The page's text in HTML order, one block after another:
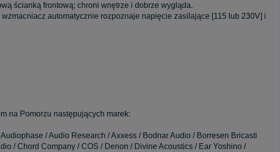
ścianką frontową; chroni wnętrze i dobrze wygląda.
automatycznie rozpoznaje napięcie zasilające [115 lub 230V] i
na Pomorzu następujących marek:
/ Audio Research / Axxess / Bodnar Audio / Borresen Bricasti
/ Chord Company / COS / Denon / Divine Acoustics / Ear Yoshino /